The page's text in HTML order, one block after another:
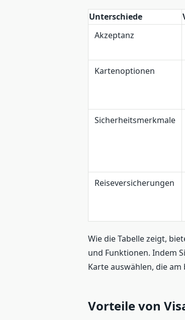
Unterschiede
Akzeptanz
Kartenoptionen
Sicherheitsmerkmale
Reiseversicherungen
Wie die Tabelle zeigt,
und Funktionen. Indem
Karte auswählen, die
Vorteile von